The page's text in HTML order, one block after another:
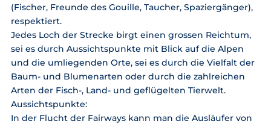
(Fischer, Freunde des Gouille, Taucher, Spaziergänger),
respektiert.
Jedes Loch der Strecke birgt einen grossen Reichtum,
sei es durch Aussichtspunkte mit Blick auf die Alpen
und die umliegenden Orte, sei es durch die Vielfalt der
Baum- und Blumenarten oder durch die zahlreichen
Arten der Fisch-, Land- und geflügelten Tierwelt.
Aussichtspunkte:
In der Flucht der Fairways kann man die Ausläufer von